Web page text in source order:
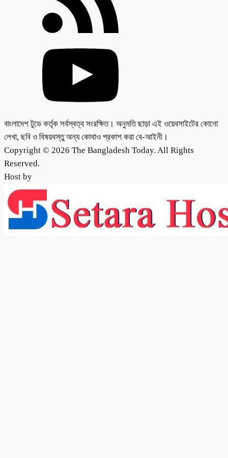
বাংলাদেশ টুডে কর্তৃক সর্বস্বত্ব সংরক্ষিত। অনুমতি ছাড়া এই ওয়েবসাইটের কোনো
লেখা, ছবি ও বিষয়বস্তু অন্য কোথাও প্রকাশ করা বে-আইনী।
Copyright © 2026 The Bangladesh Today. All Rights
Reserved.
Host by